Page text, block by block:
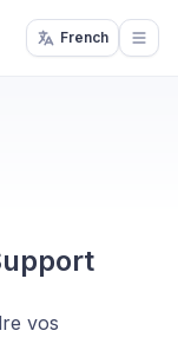
French
vos